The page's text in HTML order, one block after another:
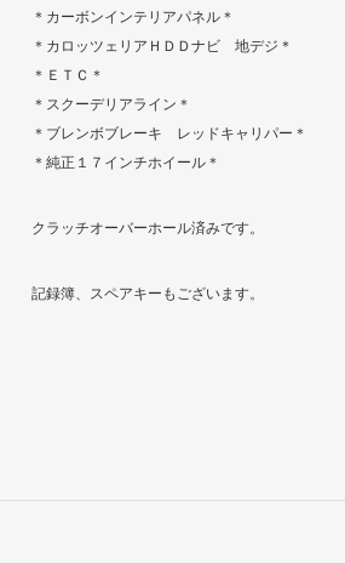
＊カーボンインテリアパネル＊
＊カロッツェリアＨＤＤナビ 地デジ＊
＊ＥＴＣ＊
＊スクーデリアライン＊
＊ブレンボブレーキ レッドキャリパー＊
＊純正１７インチホイール＊
クラッチオーバーホール済みです。
記録簿、スペアキーもございます。